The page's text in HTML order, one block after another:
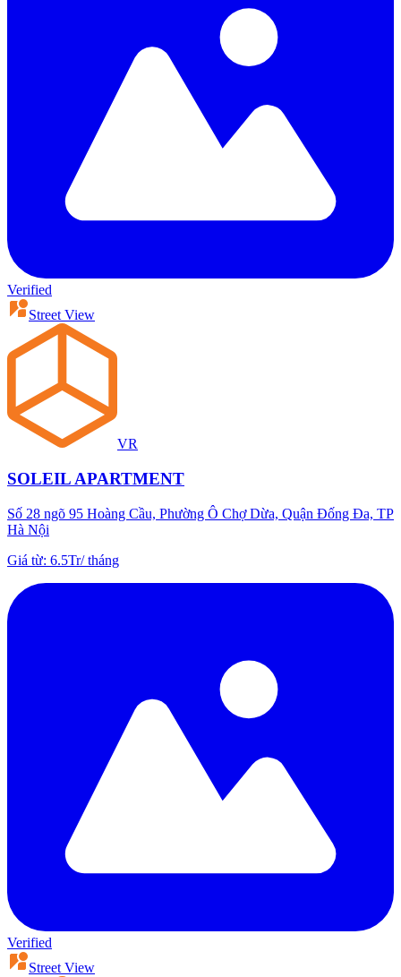
Verified
Street View
VR
SOLEIL APARTMENT
Số 28 ngõ 95 Hoàng Cầu, Phường Ô Chợ Dừa, Quận Đống Đa, TP
Hà Nội
Giá từ: 6.5Tr/tháng
Verified
Street View